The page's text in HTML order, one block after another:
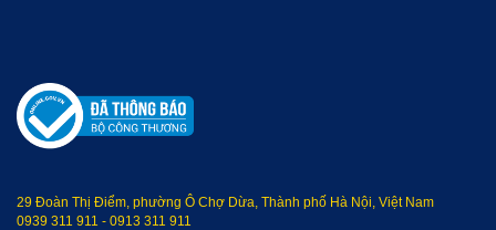
29 Đoàn Thị Điểm, phường Ô Chợ Dừa, Thành phố Hà Nội, Việt Nam
0939 311 911 - 0913 311 911